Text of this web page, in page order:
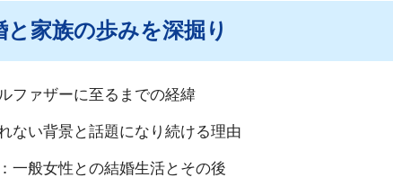
と家族の歩みを深掘り
ファザーに至るまでの経緯
ない背景と話題になり続ける理由
一般女性との結婚生活とその後